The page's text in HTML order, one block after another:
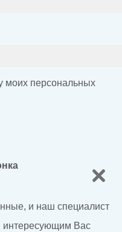
моих персональных
и наш специалист
интересующим Вас